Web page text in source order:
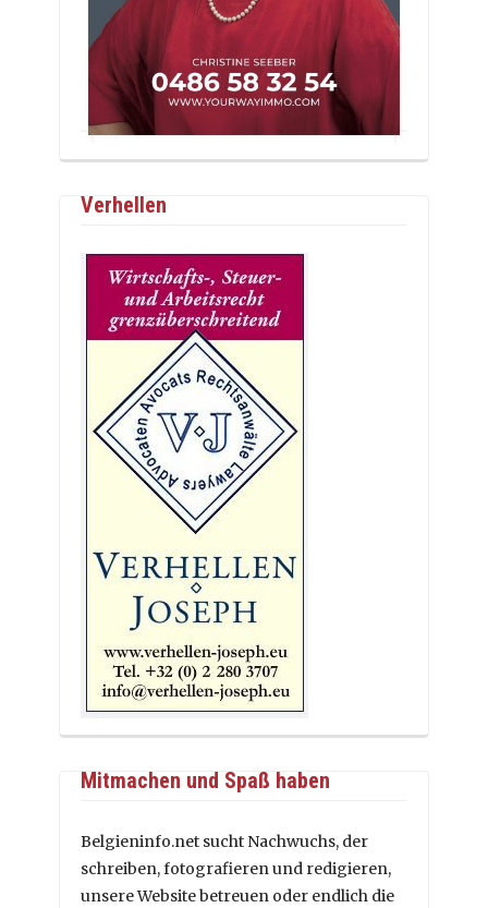
Verhellen
Mitmachen und Spaß haben
Belgieninfo.net sucht Nachwuchs, der
schreiben, fotografieren und redigieren,
unsere Website betreuen oder endlich die